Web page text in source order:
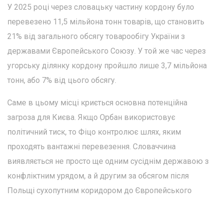
У 2025 році через словацьку частину кордону було
перевезено 11,5 мільйона тонн товарів, що становить
21% від загального обсягу товарообігу України з
державами Європейського Союзу. У той же час через
угорську ділянку кордону пройшло лише 3,7 мільйона
тонн, або 7% від цього обсягу.
Саме в цьому місці криється основна потенційна
загроза для Києва. Якщо Орбан використовує
політичний тиск, то Фіцо контролює шлях, яким
проходять вантажні перевезення. Словаччина
виявляється не просто ще одним сусіднім державою з
конфліктним урядом, а й другим за обсягом після
Польщі сухопутним коридором до Європейського